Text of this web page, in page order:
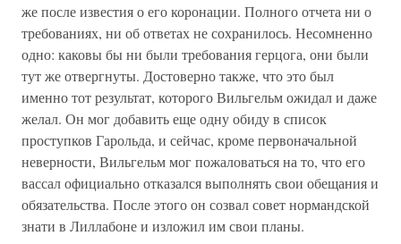
же после известия о его коронации. Полного отчета ни о
требованиях, ни об ответах не сохранилось. Несомненно
одно: каковы бы ни были требования герцога, они были
тут же отвергнуты. Достоверно также, что это был
именно тот результат, которого Вильгельм ожидал и даже
желал. Он мог добавить еще одну обиду в список
проступков Гарольда, и сейчас, кроме первоначальной
неверности, Вильгельм мог пожаловаться на то, что его
вассал официально отказался выполнять свои обещания и
обязательства. После этого он созвал совет нормандской
знати в Лиллабоне и изложил им свои планы.